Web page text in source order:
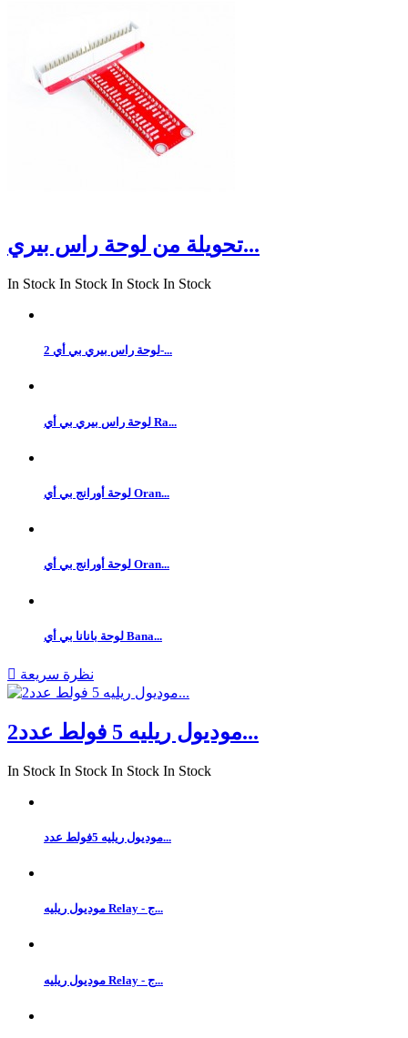
تحويلة من لوحة راس بيري...
In Stock In Stock In Stock In Stock
لوحة راس بيري بي أي 2-...
لوحة راس بيري بي أي Ra...
لوحة أورانج بي أي Oran...
لوحة أورانج بي أي Oran...
لوحة بانانا بي أي Bana...
 نظرة سريعة
موديول ريليه 5 فولط عدد2...
In Stock In Stock In Stock In Stock
موديول ريليه 5فولط عدد...
موديول ريليه Relay - ج...
موديول ريليه Relay - ج...